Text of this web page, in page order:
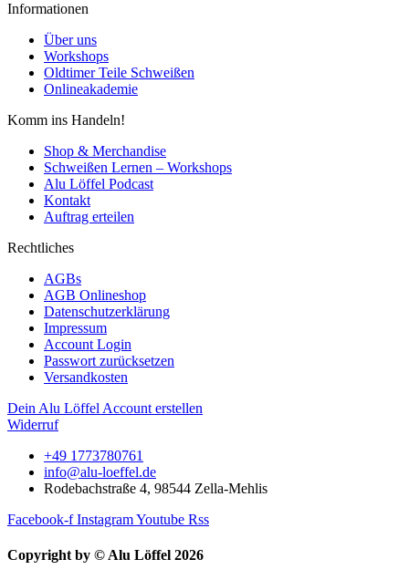
Informationen
Über uns
Workshops
Oldtimer Teile Schweißen
Onlineakademie
Komm ins Handeln!
Shop & Merchandise
Schweißen Lernen – Workshops
Alu Löffel Podcast
Kontakt
Auftrag erteilen
Rechtliches
AGBs
AGB Onlineshop
Datenschutzerklärung
Impressum
Account Login
Passwort zurücksetzen
Versandkosten
Dein Alu Löffel Account erstellen
Widerruf
+49 1773780761
info@alu-loeffel.de
Rodebachstraße 4, 98544 Zella-Mehlis
Facebook-f InstagramYoutube Rss
Copyright by © Alu Löffel 2026